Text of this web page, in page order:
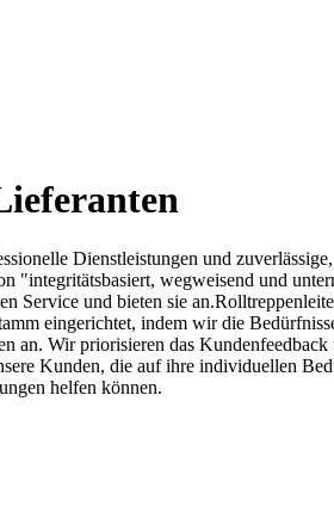
Dienstleistungen und
"integritätsbasiert, wegweisend und
Service und bieten sie
eingerichtet, indem wir die
Wir priorisieren das
Kunden, die auf ihre individuellen
helfen können.